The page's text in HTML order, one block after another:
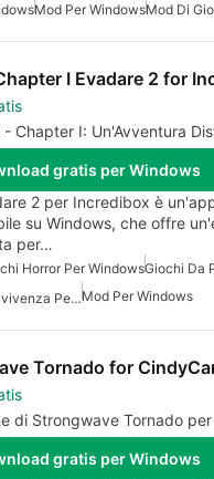
Mod Per WindowsMod Di
I Evadare 2 for
- Chapter I: Un'Avventura
gratis per Windows
2 per Incredibox è
su Windows, che offre
per…
Horror Per WindowsGiochi Da
Giochi Di Horror Di Sopravvivenza Per Windows 7Mod Per Windows
Tornado for
di Strongwave Tornado
gratis per Windows